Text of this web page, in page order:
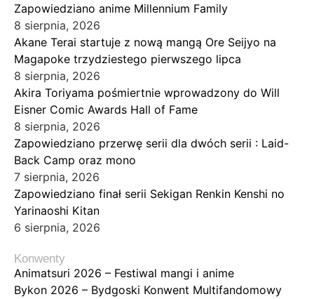
Zapowiedziano anime Millennium Family
8 sierpnia, 2026
Akane Terai startuje z nową mangą Ore Seijyo na
Magapoke trzydziestego pierwszego lipca
8 sierpnia, 2026
Akira Toriyama pośmiertnie wprowadzony do Will
Eisner Comic Awards Hall of Fame
8 sierpnia, 2026
Zapowiedziano przerwę serii dla dwóch serii : Laid-
Back Camp oraz mono
7 sierpnia, 2026
Zapowiedziano finał serii Sekigan Renkin Kenshi no
Yarinaoshi Kitan
6 sierpnia, 2026
Konwenty
Animatsuri 2026 – Festiwal mangi i anime
Bykon 2026 – Bydgoski Konwent Multifandomowy